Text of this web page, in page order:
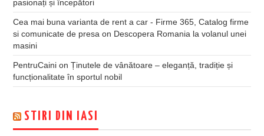
pasionați și începători
Cea mai buna varianta de rent a car - Firme 365, Catalog firme
si comunicate de presa on Descopera Romania la volanul unei
masini
PentruCaini onȚinutele de vânătoare – eleganță, tradiție și
funcționalitate în sportul nobil
STIRI DIN IASI